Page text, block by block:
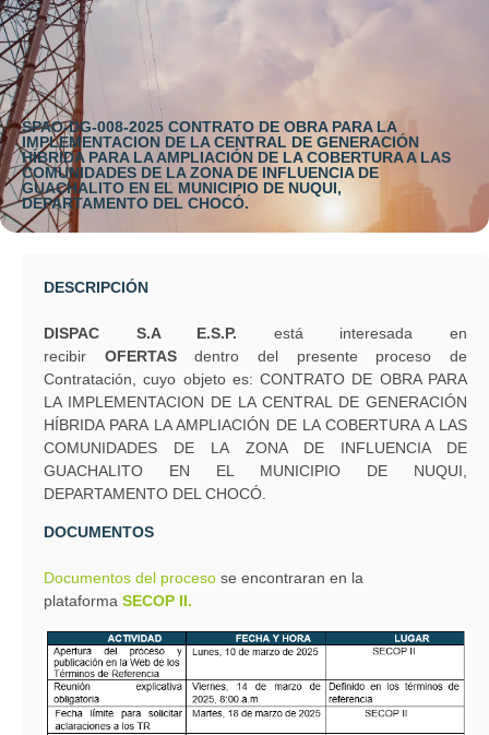
SPAO-DG-008-2025 CONTRATO DE OBRA PARA LA
IMPLEMENTACION DE LA CENTRAL DE GENERACIÓN
HÍBRIDA PARA LA AMPLIACIÓN DE LA COBERTURA A LAS
COMUNIDADES DE LA ZONA DE INFLUENCIA DE
GUACHALITO EN EL MUNICIPIO DE NUQUI,
DEPARTAMENTO DEL CHOCÓ.
DESCRIPCIÓN
DISPAC S.A E.S.P. está interesada en
recibir OFERTASdentro del presente proceso de
Contratación, cuyo objeto es: CONTRATO DE OBRA PARA
LA IMPLEMENTACION DE LA CENTRAL DE GENERACIÓN
HÍBRIDA PARA LA AMPLIACIÓN DE LA COBERTURA A LAS
COMUNIDADES DE LA ZONA DE INFLUENCIA DE
GUACHALITO EN EL MUNICIPIO DE NUQUI,
DEPARTAMENTO DEL CHOCÓ.
DOCUMENTOS
Documentos del proceso se encontraran en la
plataforma SECOP II.